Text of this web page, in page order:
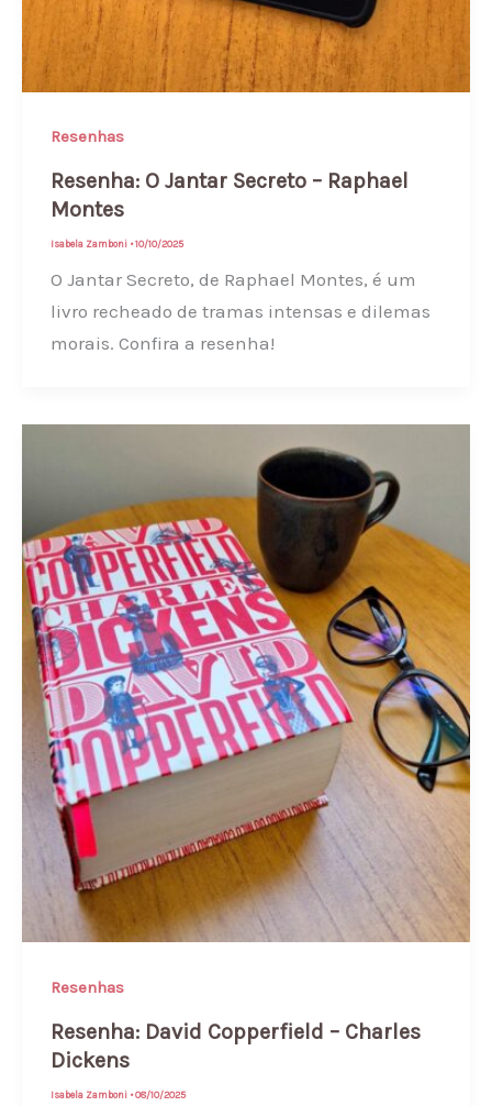
Resenhas
Resenha: O Jantar Secreto – Raphael
Montes
Isabela Zamboni •10/10/2025
O Jantar Secreto, de Raphael Montes, é um
livro recheado de tramas intensas e dilemas
morais. Confira a resenha!
Resenhas
Resenha: David Copperfield – Charles
Dickens
Isabela Zamboni •08/10/2025